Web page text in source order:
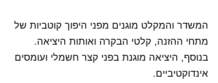
המשדר והמקלט מוגנים מפני היפוך קוטביות של
מתחי ההזנה, קלטי הבקרה ואותות היציאה.
בנוסף, היציאה מוגנת בפני קצר חשמלי ועומסים
אינדוקטיביים.